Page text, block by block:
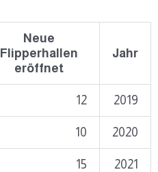
Jahr
Neue
Flipperhallen
eröffnet
2019
12
2020
10
2021
15